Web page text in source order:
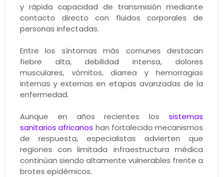
y rápida capacidad de transmisión mediante
contacto directo con fluidos corporales de
personas infectadas.
Entre los síntomas más comunes destacan
fiebre alta, debilidad intensa, dolores
musculares, vómitos, diarrea y hemorragias
internas y externas en etapas avanzadas de la
enfermedad.
Aunque en años recientes lossistemas
sanitarios africanos han fortalecido mecanismos
de respuesta, especialistas advierten que
regiones con limitada infraestructura médica
continúan siendo altamente vulnerables frente a
brotes epidémicos.